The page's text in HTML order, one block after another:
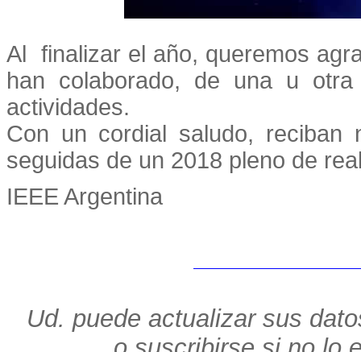
Al finalizar el año, queremos
han colaborado, de una u
actividades.
Con un cordial saludo, reciban
seguidas de un 2018 pleno de
IEEE Argentina
Ud. puede actualizar sus